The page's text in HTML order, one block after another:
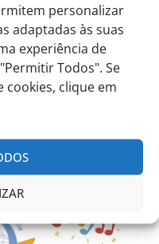
personalizar
adaptadas às suas
experiência de
Todos". Se
clique em
dos alunos no
Jovem